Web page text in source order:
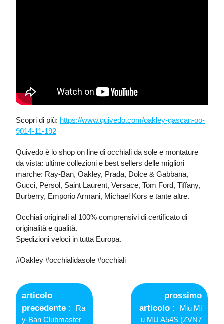
Scopri di più: https://www.quivedo.com/oakley-gascan-oo-
9014-11-192
Quivedo è lo shop on line di occhiali da sole e montature
da vista: ultime collezioni e best sellers delle migliori
marche: Ray-Ban, Oakley, Prada, Dolce & Gabbana,
Gucci, Persol, Saint Laurent, Versace, Tom Ford, Tiffany,
Burberry, Emporio Armani, Michael Kors e tante altre.
Occhiali originali al 100% comprensivi di certificato di
originalità e qualità.
Spedizioni veloci in tutta Europa.
#Oakley #occhialidasole #occhiali
Navigazione
articoli
articolo
precedente
Older
Posts
Ra
y-Ban Clubmaster
prossimo
articolo
Newer
Posts
Miu Mi
u MU A54S (ZVN7